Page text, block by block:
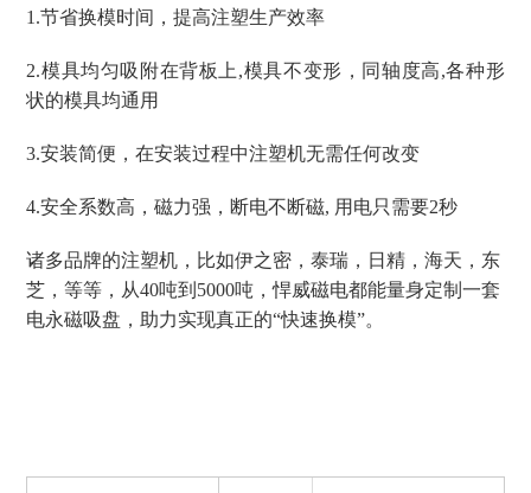
1.节省换模时间，提高注塑生产效率
2.模具均匀吸附在背板上,模具不变形，同轴度高,各种形
状的模具均通用
3.安装简便，在安装过程中注塑机无需任何改变
4.安全系数高，磁力强，断电不断磁, 用电只需要2秒
诸多品牌的注塑机，比如伊之密，泰瑞，日精，海天，东
芝，等等，从40吨到 5000吨，悍威磁电都能量身定制一套
电永磁吸盘，助力实现真正的“快速换模”。